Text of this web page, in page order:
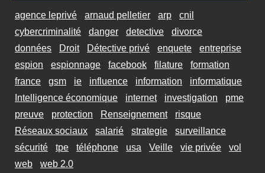
agence leprivé arnaud pelletier arp
cnil
cybercriminalité
danger detective
divorce
données
Droit Détective privé enquete
entreprise
espion
espionnage facebook filature
formation
france
gsm ie influence information
informatique
Intelligence économique
internet investigation
pme
preuve
protection Renseignement
risque
Réseaux sociaux
salarié strategie
surveillance
sécurité
tpe téléphone usa Veille vie privée
vol
web
web 2.0